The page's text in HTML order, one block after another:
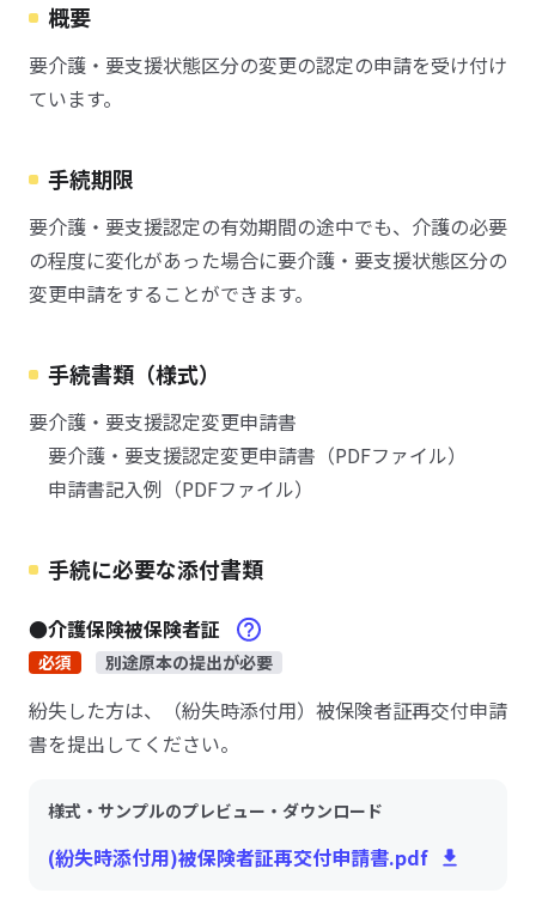
概要
要介護・要支援状態区分の変更の認定の申請を受け付け
ています。
手続期限
要介護・要支援認定の有効期間の途中でも、介護の必要
の程度に変化があった場合に要介護・要支援状態区分の
変更申請をすることができます。
手続書類（様式）
要介護・要支援認定変更申請書
要介護・要支援認定変更申請書（PDFファイル）
申請書記入例（PDFファイル）
手続に必要な添付書類
●介護保険被保険者証
必須 別途原本の提出が必要
紛失した方は、（紛失時添付用）被保険者証再交付申請
書を提出してください。
様式・サンプルのプレビュー・ダウンロード
(紛失時添付用)被保険者証再交付申請書.pdf